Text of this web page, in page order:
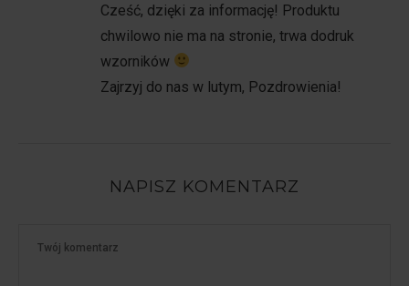
Cześć, dzięki za informację! Produktu
chwilowo nie ma na stronie, trwa dodruk
wzorników
Zajrzyj do nas w lutym, Pozdrowienia!
NAPISZ KOMENTARZ